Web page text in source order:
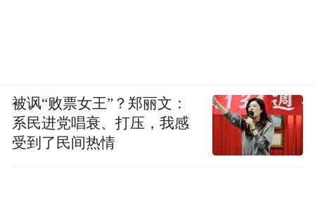
被讽“败票女王”？郑丽文：
系民进党唱衰、打压，我感
受到了民间热情